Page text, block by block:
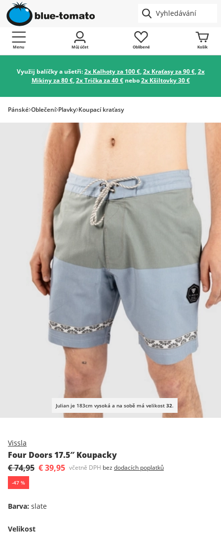
Menu Můj účet Oblíbené Košík
Využij balíčky a ušetři:2x Kalhoty za 100 €,2x Kraťasy za 90 €,2x
Mikiny za 80 €,2x Trička za 40 €nebo2x Kšiltovky 30 €
Pánské Oblečení Plavky Koupací kraťasy
Julian je 183cm vysoká a na sobě má velikost 32.
Vissla
Four Doors 17.5″ Koupacky
€ 74,95 € 39,95 včetně DPH bez dodacích poplatků
-47 %
Barva: slate
Velikost